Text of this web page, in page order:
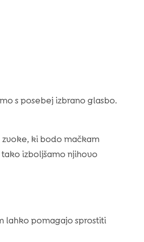
s posebej izbrano glasbo.
ki bodo mačkam
izboljšamo njihovo
lahko pomagajo sprostiti